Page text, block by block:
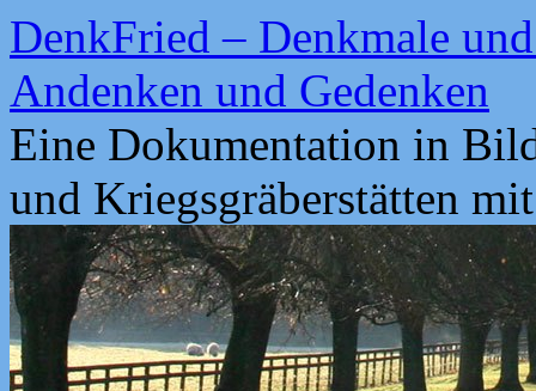
Zum
Inhalt
springen
DenkFried – Denkmale
Andenken und Gedenken
Eine Dokumentation in
und Kriegsgräberstätten